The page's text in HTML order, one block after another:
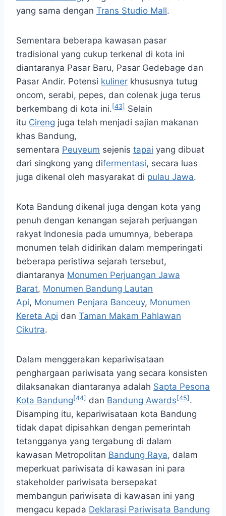
yang sama dengan Trans Studio Mall.
Sementara beberapa kawasan pasar
tradisional yang cukup terkenal di kota ini
diantaranya Pasar Baru, Pasar Gedebage dan
Pasar Andir. Potensi kuliner khususnya tutug
oncom, serabi, pepes, dan colenak juga terus
berkembang di kota ini.[43] Selain
itu Cireng juga telah menjadi sajian makanan
khas Bandung,
sementara Peuyeum sejenis tapai yang dibuat
dari singkong yang difermentasi, secara luas
juga dikenal oleh masyarakat di pulau Jawa.
Kota Bandung dikenal juga dengan kota yang
penuh dengan kenangan sejarah perjuangan
rakyat Indonesia pada umumnya, beberapa
monumen telah didirikan dalam memperingati
beberapa peristiwa sejarah tersebut,
diantaranya Monumen Perjuangan Jawa
Barat, Monumen Bandung Lautan
Api, Monumen Penjara Banceuy, Monumen
Kereta Api dan Taman Makam Pahlawan
Cikutra.
Dalam menggerakan kepariwisataan
penghargaan pariwisata yang secara konsisten
dilaksanakan diantaranya adalah Sapta Pesona
Kota Bandung[44] dan Bandung Awards[45] .
Disamping itu, kepariwisataan kota Bandung
tidak dapat dipisahkan dengan pemerintah
tetangganya yang tergabung di dalam
kawasan Metropolitan Bandung Raya, dalam
meperkuat pariwisata di kawasan ini para
stakeholder pariwisata bersepakat
membangun pariwisata di kawasan ini yang
mengacu kepada Deklarasi Pariwisata Bandung